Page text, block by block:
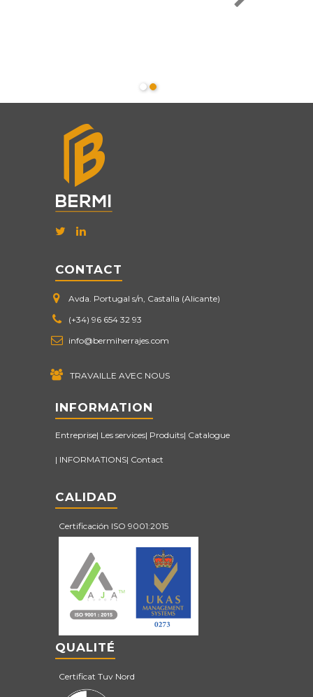
CONTACT
Avda. Portugal s/n, Castalla (Alicante)
(+34) 96 654 32 93
info@bermiherrajes.com
TRAVAILLE AVEC NOUS
INFORMATION
Entreprise Les services Produits Catalogue
INFORMATIONS Contact
CALIDAD
Certificación ISO 9001:2015
QUALITÉ
Certificat Tuv Nord